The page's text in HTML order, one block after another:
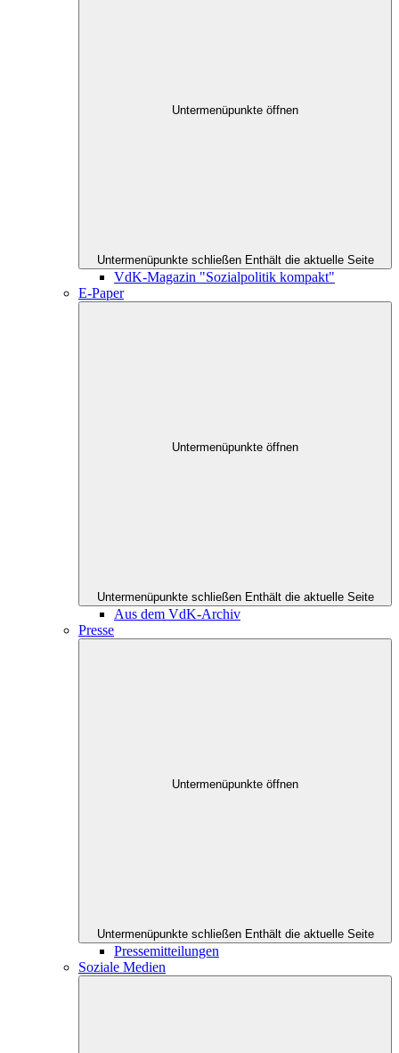
Untermenüpunkte öffnen
Untermenüpunkte schließen Enthält die aktuelle Seite
VdK-Magazin "Sozialpolitik kompakt"
E-Paper
Untermenüpunkte öffnen
Untermenüpunkte schließen Enthält die aktuelle Seite
Aus dem VdK-Archiv
Presse
Untermenüpunkte öffnen
Untermenüpunkte schließen Enthält die aktuelle Seite
Pressemitteilungen
Soziale Medien